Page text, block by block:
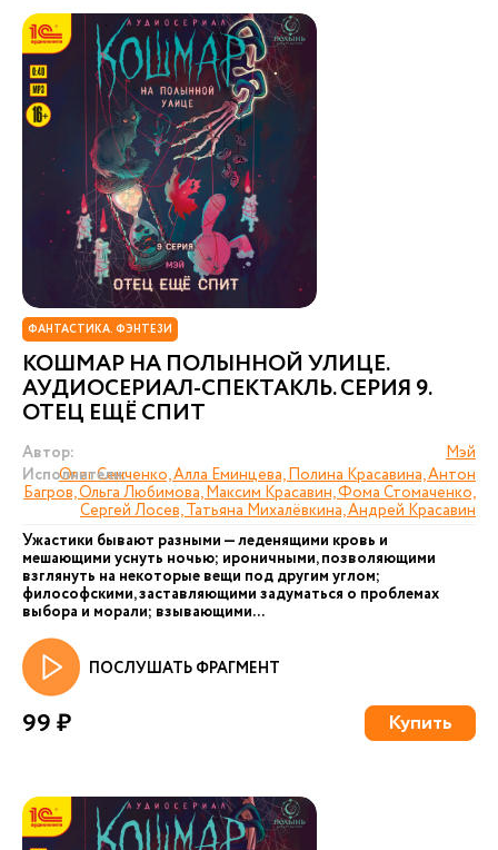
ФАНТАСТИКА. ФЭНТЕЗИ
КОШМАР НА ПОЛЫННОЙ УЛИЦЕ.
АУДИОСЕРИАЛ-СПЕКТАКЛЬ. СЕРИЯ 9.
ОТЕЦ ЕЩЁ СПИТ
Автор:
Мэй
Исполнители:
Олег Сенченко, Алла Еминцева, Полина Красавина, Антон
Багров, Ольга Любимова, Максим Красавин, Фома Стомаченко,
Сергей Лосев, Татьяна Михалёвкина, Андрей Красавин
Ужастики бывают разными — леденящими кровь и
мешающими уснуть ночью; ироничными, позволяющими
взглянуть на некоторые вещи под другим углом;
философскими, заставляющими задуматься о проблемах
выбора и морали; взывающими...
ПОСЛУШАТЬ ФРАГМЕНТ
99 ₽ Купить